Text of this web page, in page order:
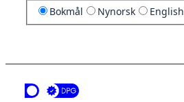
Bokmål Nynorsk English